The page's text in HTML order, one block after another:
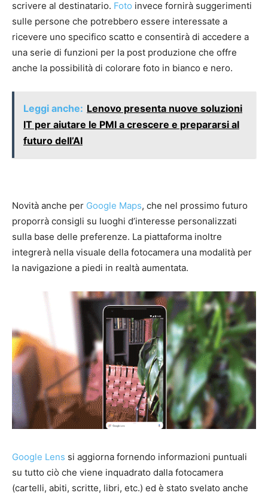
scrivere al destinatario. Foto invece fornirà suggerimenti
sulle persone che potrebbero essere interessate a
ricevere uno specifico scatto e consentirà di accedere a
una serie di funzioni per la post produzione che offre
anche la possibilità di colorare foto in bianco e nero.
Leggi anche: Lenovo presenta nuove soluzioni
IT per aiutare le PMI a crescere e prepararsi al
futuro dell’AI
Novità anche per Google Maps, che nel prossimo futuro
proporrà consigli su luoghi d’interesse personalizzati
sulla base delle preferenze. La piattaforma inoltre
integrerà nella visuale della fotocamera una modalità per
la navigazione a piedi in realtà aumentata.
Google Lens si aggiorna fornendo informazioni puntuali
su tutto ciò che viene inquadrato dalla fotocamera
(cartelli, abiti, scritte, libri, etc.) ed è stato svelato anche